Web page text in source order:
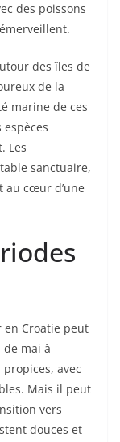
des poissons
des îles de
de la
marine de ces
espèces
Les
sanctuaire,
au cœur d’une
en Croatie peut
de mai à
avec
Mais il peut
vers
douces et